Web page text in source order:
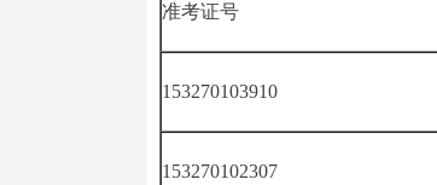
准考证号
153270103910
153270102307